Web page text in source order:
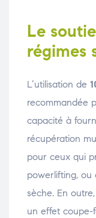
Le
régimes
L’utilisation de
recommandée
capacité à
récupération
pour ceux qui
powerlifting, ou
sèche. En outre,
un effet coupe-